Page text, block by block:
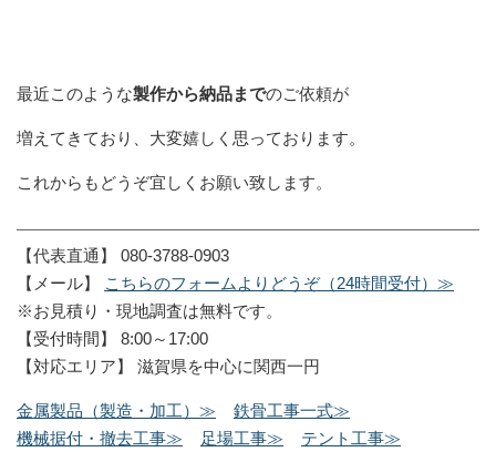
最近このような製作から納品までのご依頼が
増えてきており、大変嬉しく思っております。
これからもどうぞ宜しくお願い致します。
【代表直通】 080-3788-0903
【メール】
こちらのフォームよりどうぞ（24時間受付）≫
※お見積り・現地調査は無料です。
【受付時間】 8:00～17:00
【対応エリア】 滋賀県を中心に関西一円
金属製品（製造・加工）≫
鉄骨工事一式≫
機械据付・撤去工事≫
足場工事≫ テント工事≫